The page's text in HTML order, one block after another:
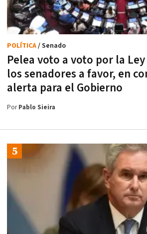
Pelea voto a voto por la
los senadores a favor, en
alerta para el Gobierno
POLÍTICA/ Senado
PorPablo Sieira